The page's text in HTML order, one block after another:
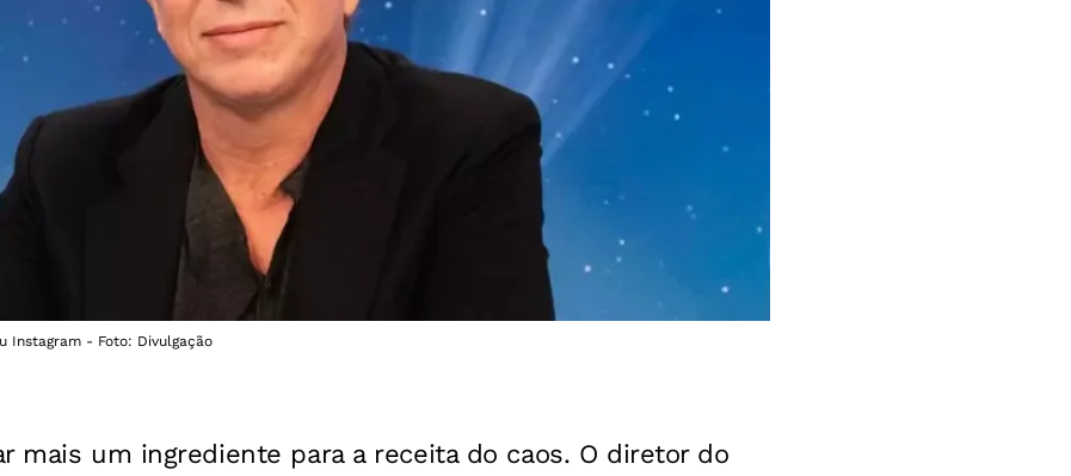
Instagram - Foto: Divulgação
mais um ingrediente para a receita do caos. O diretor do